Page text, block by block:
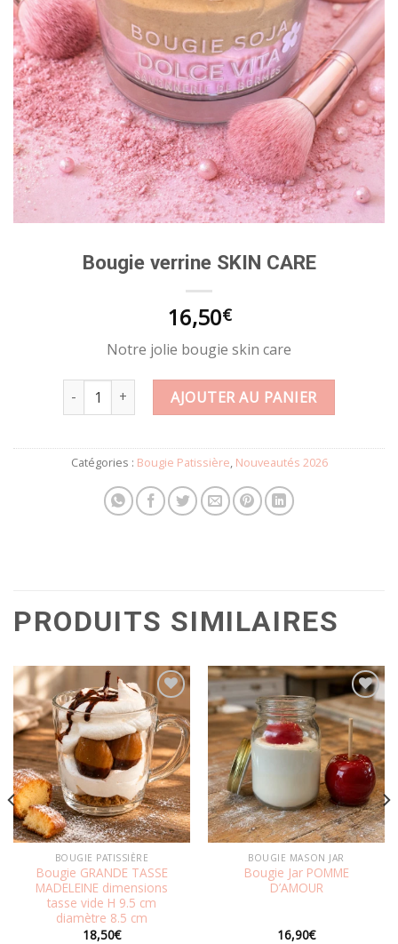
Bougie verrine SKIN CARE
16,50€
Notre jolie bougie skin care
quantité de Bougie verrine SKIN CARE
AJOUTER AU PANIER
Catégories : Bougie Patissière, Nouveautés 2026
PRODUITS SIMILAIRES
Ajouter
à la
wishlist
BOUGIE PATISSIÈRE
Bougie GRANDE TASSE
MADELEINE dimensions
tasse vide H 9.5 cm
diamètre 8.5 cm
18,50€
Ajouter
à la
wishlist
BOUGIE MASON JAR
Bougie Jar POMME
D’AMOUR
16,90€